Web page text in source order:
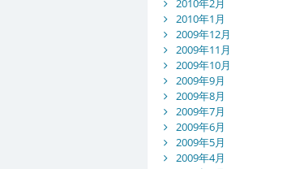
2010年1月
2009年12月
2009年11月
2009年10月
2009年9月
2009年8月
2009年7月
2009年6月
2009年5月
2009年4月